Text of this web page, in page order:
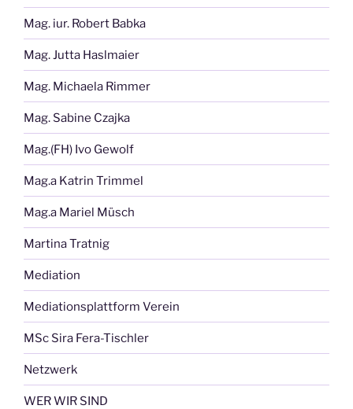
Mag. iur. Robert Babka
Mag. Jutta Haslmaier
Mag. Michaela Rimmer
Mag. Sabine Czajka
Mag.(FH) Ivo Gewolf
Mag.a Katrin Trimmel
Mag.a Mariel Müsch
Martina Tratnig
Mediation
Mediationsplattform Verein
MSc Sira Fera-Tischler
Netzwerk
WER WIR SIND